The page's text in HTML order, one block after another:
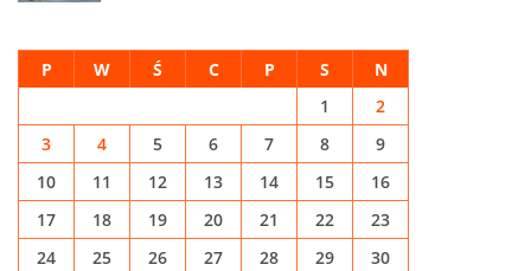
P W Ś C P S N
1
2
3
4 5 6 7 8
9
10
11 12 13 14 15
16
17
18 19 20 21 22
23
24
25 26 27 28 29
30